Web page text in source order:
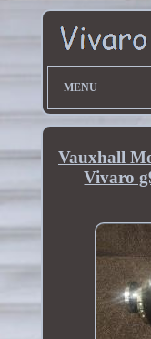
MENU
Vauxhall
Vivaro